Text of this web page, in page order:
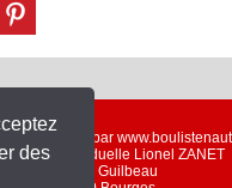
des
gratuit offert par
Individuelle Lionel ZANET
19 rue Guilbeau